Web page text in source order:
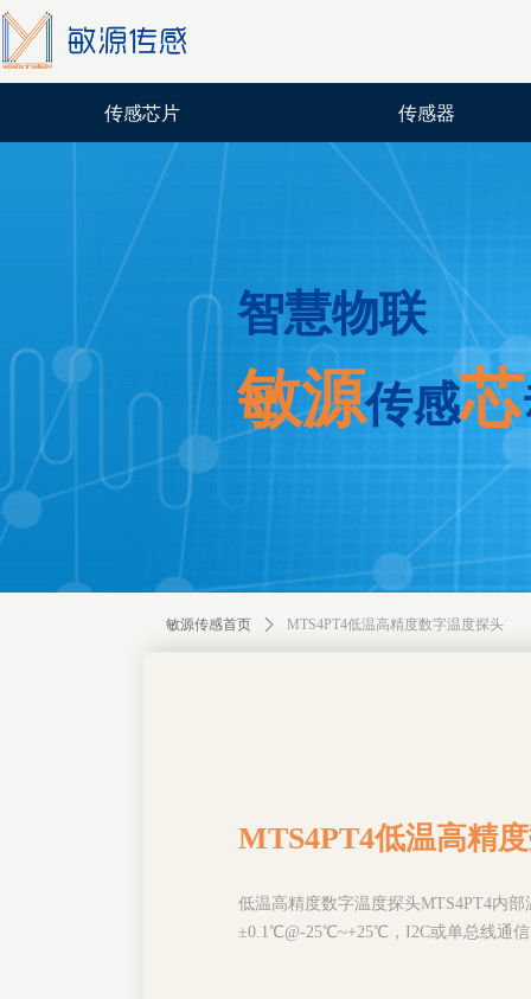
传感芯片 传感器
智慧物联
敏源传感芯
敏源传感首页 ꄲ MTS4PT4低温高精度数字温度探头
MTS4PT4低温高精
低温高精度数字温度探头MTS4PT4内
±0.1℃@-25℃~+25℃，I2C或单总线通